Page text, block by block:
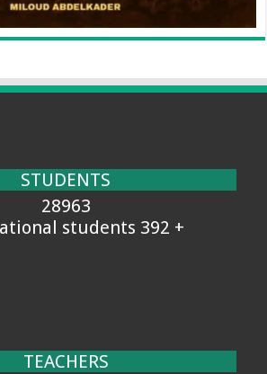
STUDENTS
28963
+ 392 international students
TEACHERS